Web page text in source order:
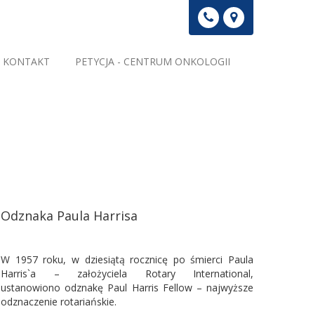
KONTAKT PETYCJA - CENTRUM ONKOLOGII
Odznaka Paula Harrisa
W 1957 roku, w dziesiątą rocznicę po śmierci Paula
Harris`a – założyciela Rotary International,
ustanowiono odznakę Paul Harris Fellow – najwyższe
odznaczenie rotariańskie.